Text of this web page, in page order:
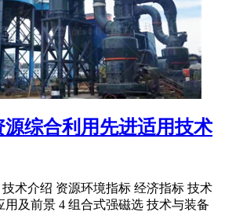
源综合利用先进适用技术
术介绍 资源环境指标 经济指标 技术
用及前景 4 组合式强磁选 技术与装备